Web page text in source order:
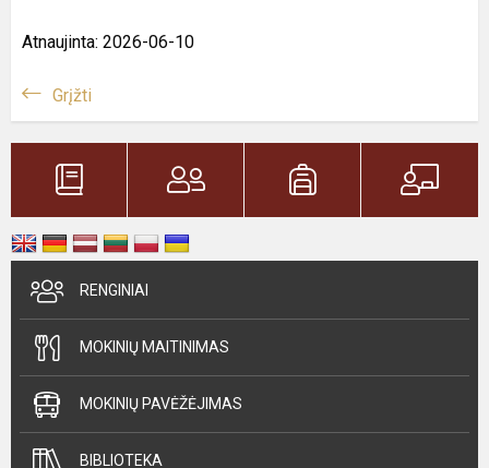
Atnaujinta: 2026-06-10
Grįžti
RENGINIAI
MOKINIŲ MAITINIMAS
MOKINIŲ PAVĖŽĖJIMAS
BIBLIOTEKA